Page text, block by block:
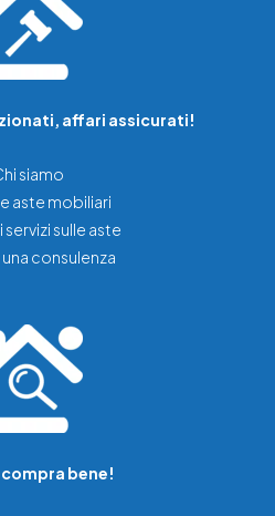
affari assicurati!
siamo
aste mobiliari
sulle aste
consulenza
compra bene!